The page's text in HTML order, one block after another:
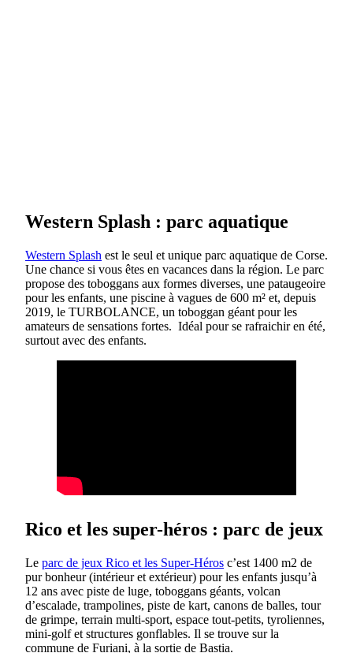
Western Splash : parc aquatique
Western Splash est le seul et unique parc aquatique de Corse.
Une chance si vous êtes en vacances dans la région. Le parc
propose des toboggans aux formes diverses, une pataugeoire
pour les enfants, une piscine à vagues de 600 m² et, depuis
2019, le TURBOLANCE, un toboggan géant pour les
amateurs de sensations fortes. Idéal pour se rafraichir en été,
surtout avec des enfants.
Rico et les super-héros : parc de jeux
Le parc de jeux Rico et les Super-Héros c’est 1400 m2 de
pur bonheur (intérieur et extérieur) pour les enfants jusqu’à
12 ans avec piste de luge, toboggans géants, volcan
d’escalade, trampolines, piste de kart, canons de balles, tour
de grimpe, terrain multi-sport, espace tout-petits, tyroliennes,
mini-golf et structures gonflables. Il se trouve sur la
commune de Furiani, à la sortie de Bastia.